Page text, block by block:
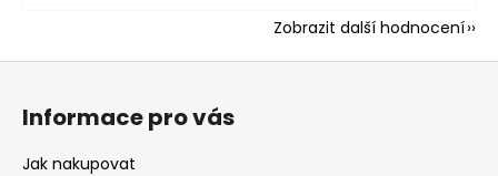
Zobrazit další hodnocení
Z
Informace pro vás
Jak nakupovat